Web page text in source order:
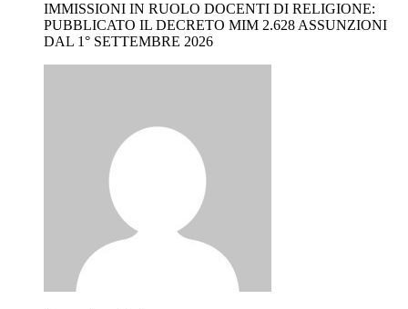
IMMISSIONI IN RUOLO DOCENTI DI RELIGIONE:
PUBBLICATO IL DECRETO MIM 2.628 ASSUNZIONI
DAL 1° SETTEMBRE 2026